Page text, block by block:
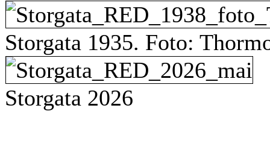
Storgata 1935. Foto:
Storgata 2026